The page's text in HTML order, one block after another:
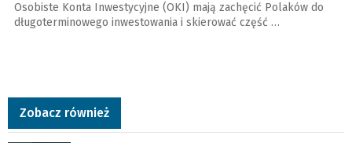
Osobiste Konta Inwestycyjne (OKI) mają zachęcić Polaków do
długoterminowego inwestowania i skierować część …
Zobacz również